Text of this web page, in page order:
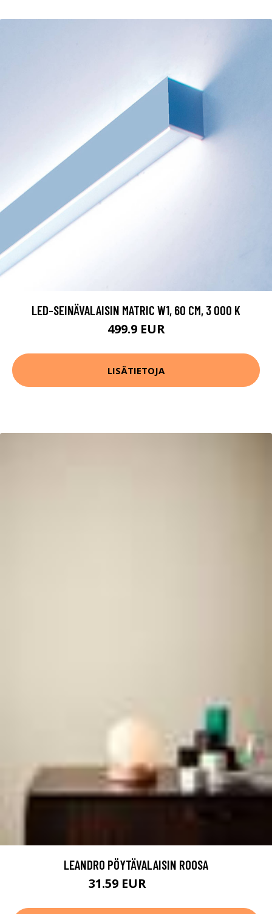
LED-SEINÄVALAISIN MATRIC W1, 60 CM, 3 000 K
499.9 EUR
LISÄTIETOJA
LEANDRO PÖYTÄVALAISIN ROOSA
31.59 EUR